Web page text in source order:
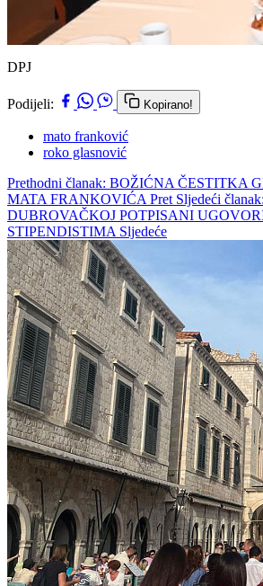
DPJ
Podijeli: Kopirano!
mato franković
roko glasnović
Prethodni članak: BOŽIĆNA ČESTITKA
MATA FRANKOVIĆA Pret Sljedeći
DUBROVAČKOJ POTPISANI
STIPENDISTIMA Sljedeće